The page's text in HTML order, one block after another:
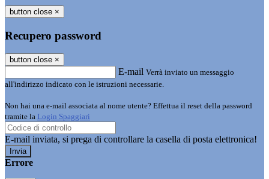
button close ×
Recupero password
button close ×
E-mail Verrà inviato un messaggio
all'indirizzo indicato con le istruzioni necessarie.
Non hai una e-mail associata al nome utente? Effettua il reset della password
tramite la Login Spaggiari
E-mail inviata, si prega di controllare la casella di posta elettronica!
Errore